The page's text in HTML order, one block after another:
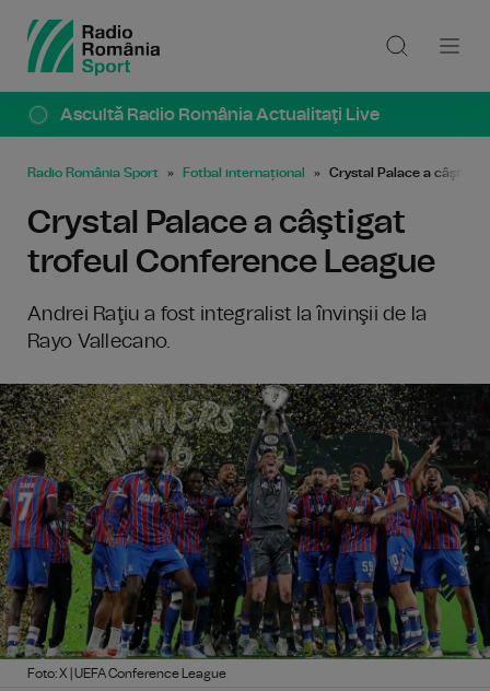
Ascultă Radio România Actualitaţi Live
Radio România Sport Fotbal internațional Crystal Palace a
Crystal Palace a câştigat
trofeul Conference League
Andrei Raţiu a fost integralist la învinşii de la
Rayo Vallecano.
Foto: X | UEFA Conference League